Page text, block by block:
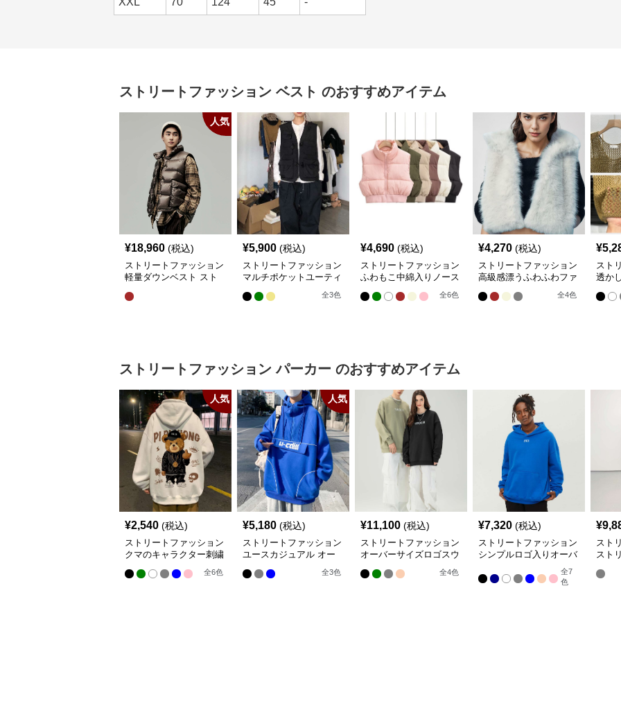
ストリートファッション ベスト のおすすめアイテム
人気
¥18,960 (税込)
ストリートファッション
軽量ダウンベスト スト
ツレイヤード
¥5,900 (税込)
ストリートファッション
マルチポケットユーティ
全3色
¥4,690 (税込)
ストリートファッション
ふわもこ中綿入りノース
リーブショート丈羽織り
ベスト
全6色
¥4,270 (税込)
ストリートファッション
高級感漂うふわふわファ
ー付きノースリーブベス
ト
全4色
¥
スト
透か
ストリートファッション パーカー のおすすめアイテム
人気
¥2,540 (税込)
ストリートファッション
クマのキャラクター刺繍
全6色
人気
¥5,180 (税込)
ストリートファッション
ユースカジュアル オー
全3色
¥11,100 (税込)
ストリートファッション
オーバーサイズロゴスウ
全4色
¥7,320 (税込)
ストリートファッション
シンプルロゴ入りオーバ
全7
色
¥
スト
スト